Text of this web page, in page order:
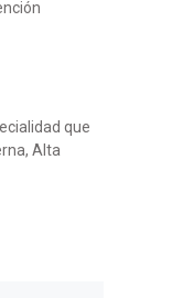
que
Alta